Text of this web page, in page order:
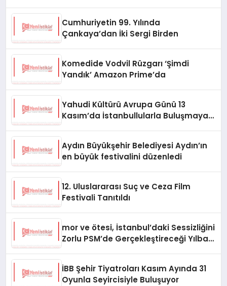
Cumhuriyetin 99. Yılında
Çankaya’dan İki Sergi Birden
Komedide Vodvil Rüzgarı ‘Şimdi
Yandık’ Amazon Prime’da
Yahudi Kültürü Avrupa Günü 13
Kasım’da İstanbullularla Buluşmaya
Aydın Büyükşehir Belediyesi Aydın’ın
en büyük festivalini düzenledi
12. Uluslararası Suç ve Ceza Film
Festivali Tanıtıldı
mor ve ötesi, İstanbul’daki Sessizliğini
Zorlu PSM’de Gerçekleştireceği Yılbaşı
İBB Şehir Tiyatroları Kasım Ayında 31
Oyunla Seyircisiyle Buluşuyor